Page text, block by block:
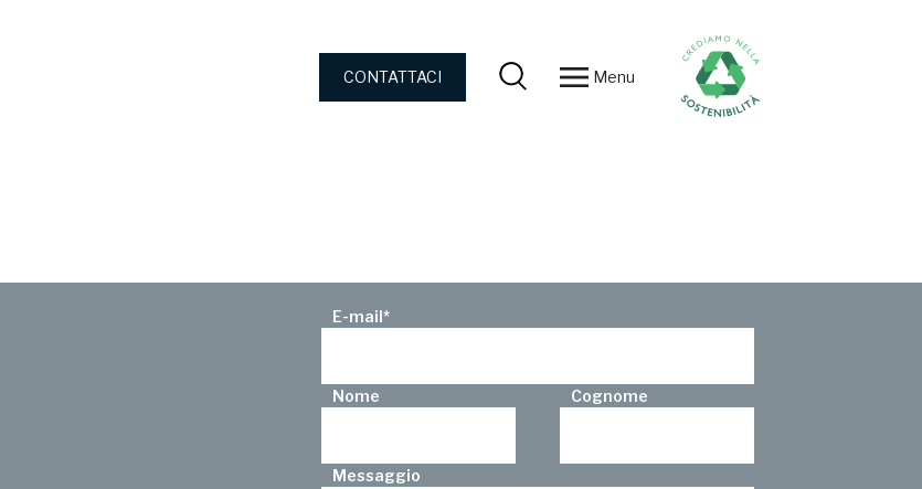
CONTATTACI Menu
E-mail*
Nome Cognome
Messaggio